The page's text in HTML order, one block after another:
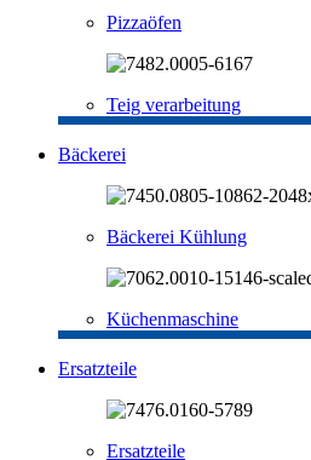
Pizzaöfen
Teig verarbeitung
Bäckerei
Bäckerei Kühlung
Küchenmaschine
Ersatzteile
Ersatzteile